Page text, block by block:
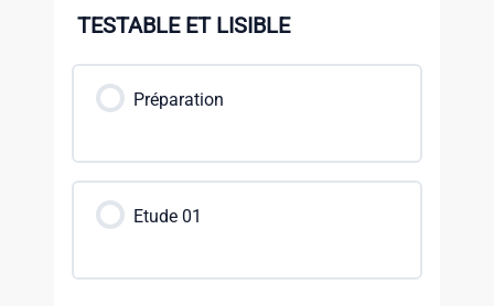
TESTABLE ET LISIBLE
Préparation
Etude 01